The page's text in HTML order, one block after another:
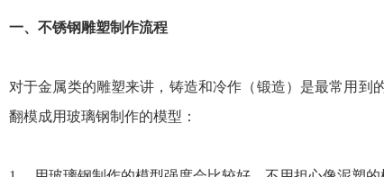
一、 不锈钢雕塑制作流程
对于金属类的雕塑来讲，铸造和冷作（锻造）是最常用
翻模成用玻璃钢制作的模型：